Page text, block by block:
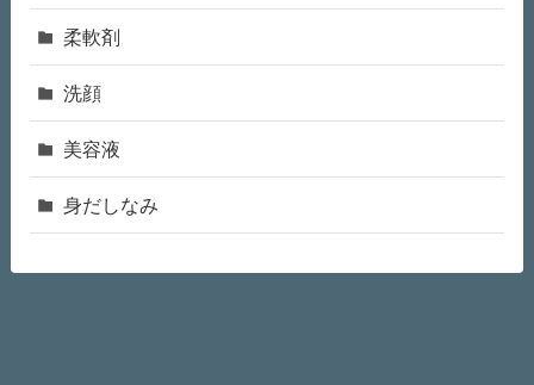
柔軟剤
洗顔
美容液
身だしなみ